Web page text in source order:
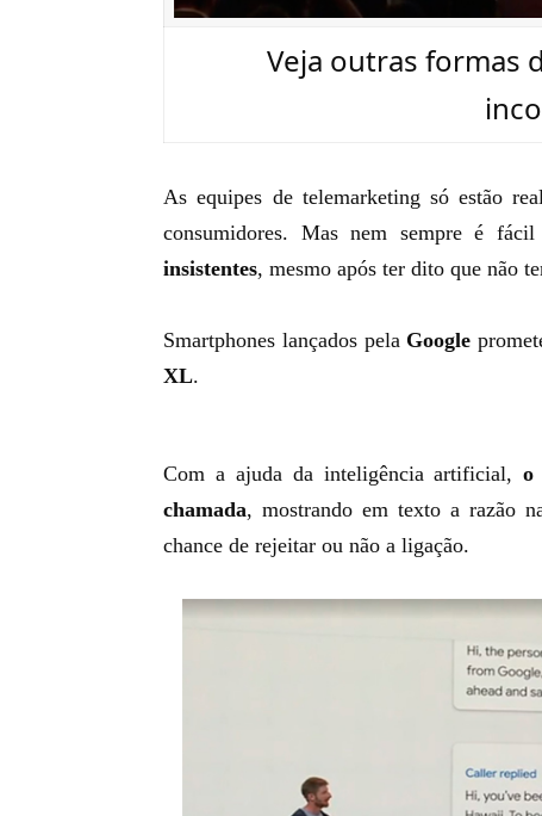
Veja outras formas
As equipes de telemarketing só estão
consumidores. Mas nem sempre é
insistentes, mesmo após ter dito que não
Smartphones lançados pela Google
XL.
Com a ajuda da inteligência artificial,o
chamada, mostrando em texto a razão
chance de rejeitar ou não a ligação.